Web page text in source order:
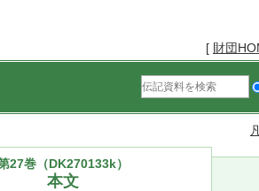
[ 財団
27巻（DK270133k）
本文